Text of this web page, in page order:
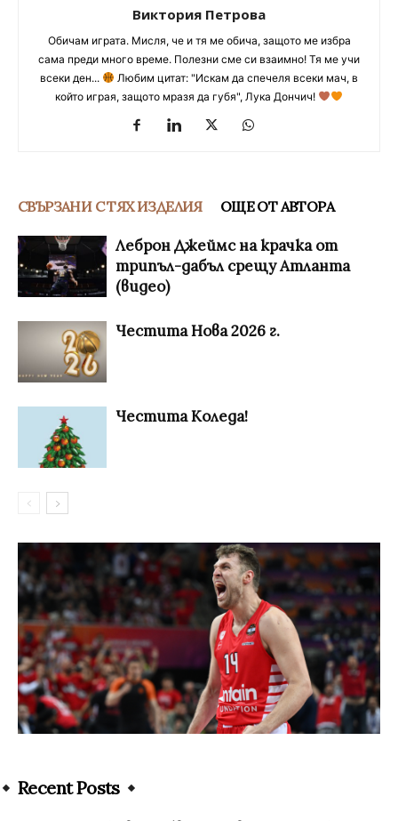
Виктория Петрова
Обичам играта. Мисля, че и тя ме обича, защото ме избра
сама преди много време. Полезни сме си взаимно! Тя ме учи
всеки ден...
Любим цитат: "Искам да спечеля всеки мач, в
който играя, защото мразя да губя", Лука Дончич!
СВЪРЗАНИ С ТЯХ ИЗДЕЛИЯ ОЩЕ ОТ АВТОРА
Леброн Джеймс на крачка от
трипъл-дабъл срещу Атланта
(видео)
Честита Нова 2026 г.
Честита Коледа!
Recent Posts